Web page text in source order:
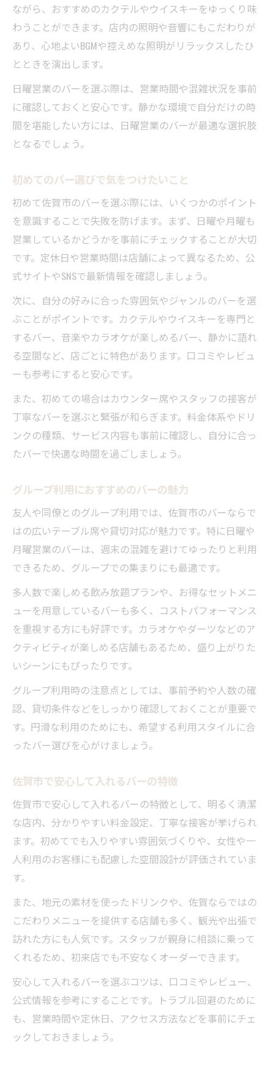
ながら、おすすめのカクテルやウイスキーをゆっくり味
わうことができます。店内の照明や音響にもこだわりが
あり、心地よいBGMや控えめな照明がリラックスしたひ
とときを演出します。
日曜営業のバーを選ぶ際は、営業時間や混雑状況を事前
に確認しておくと安心です。静かな環境で自分だけの時
間を堪能したい方には、日曜営業のバーが最適な選択肢
となるでしょう。
初めてのバー選びで気をつけたいこと
初めて佐賀市のバーを選ぶ際には、いくつかのポイント
を意識することで失敗を防げます。まず、日曜や月曜も
営業しているかどうかを事前にチェックすることが大切
です。定休日や営業時間は店舗によって異なるため、公
式サイトやSNSで最新情報を確認しましょう。
次に、自分の好みに合った雰囲気やジャンルのバーを選
ぶことがポイントです。カクテルやウイスキーを専門と
するバー、音楽やカラオケが楽しめるバー、静かに語れ
る空間など、店ごとに特色があります。口コミやレビュ
ーも参考にすると安心です。
また、初めての場合はカウンター席やスタッフの接客が
丁寧なバーを選ぶと緊張が和らぎます。料金体系やドリ
ンクの種類、サービス内容も事前に確認し、自分に合っ
たバーで快適な時間を過ごしましょう。
グループ利用におすすめのバーの魅力
友人や同僚とのグループ利用では、佐賀市のバーならで
はの広いテーブル席や貸切対応が魅力です。特に日曜や
月曜営業のバーは、週末の混雑を避けてゆったりと利用
できるため、グループでの集まりにも最適です。
多人数で楽しめる飲み放題プランや、お得なセットメニ
ューを用意しているバーも多く、コストパフォーマンス
を重視する方にも好評です。カラオケやダーツなどのア
クティビティが楽しめる店舗もあるため、盛り上がりた
いシーンにもぴったりです。
グループ利用時の注意点としては、事前予約や人数の確
認、貸切条件などをしっかり確認しておくことが重要で
す。円滑な利用のためにも、希望する利用スタイルに合
ったバー選びを心がけましょう。
佐賀市で安心して入れるバーの特徴
佐賀市で安心して入れるバーの特徴として、明るく清潔
な店内、分かりやすい料金設定、丁寧な接客が挙げられ
ます。初めてでも入りやすい雰囲気づくりや、女性や一
人利用のお客様にも配慮した空間設計が評価されていま
す。
また、地元の素材を使ったドリンクや、佐賀ならではの
こだわりメニューを提供する店舗も多く、観光や出張で
訪れた方にも人気です。スタッフが親身に相談に乗って
くれるため、初来店でも不安なくオーダーできます。
安心して入れるバーを選ぶコツは、口コミやレビュー、
公式情報を参考にすることです。トラブル回避のために
も、営業時間や定休日、アクセス方法などを事前にチェ
ックしておきましょう。